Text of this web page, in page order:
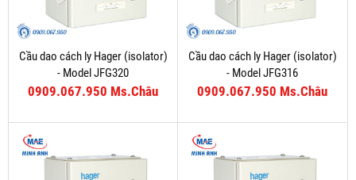
Cầu dao cách ly Hager (isolator)
- Model JFG320
0909.067.950 Ms.Châu
Cầu dao cách ly Hager (isolator)
- Model JFG316
0909.067.950 Ms.Châu